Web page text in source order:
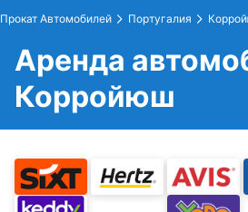
Прокат Автомобилей Португалия
Аренда
Корройюш